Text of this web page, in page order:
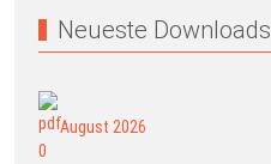
Neueste Downloads
August 2026